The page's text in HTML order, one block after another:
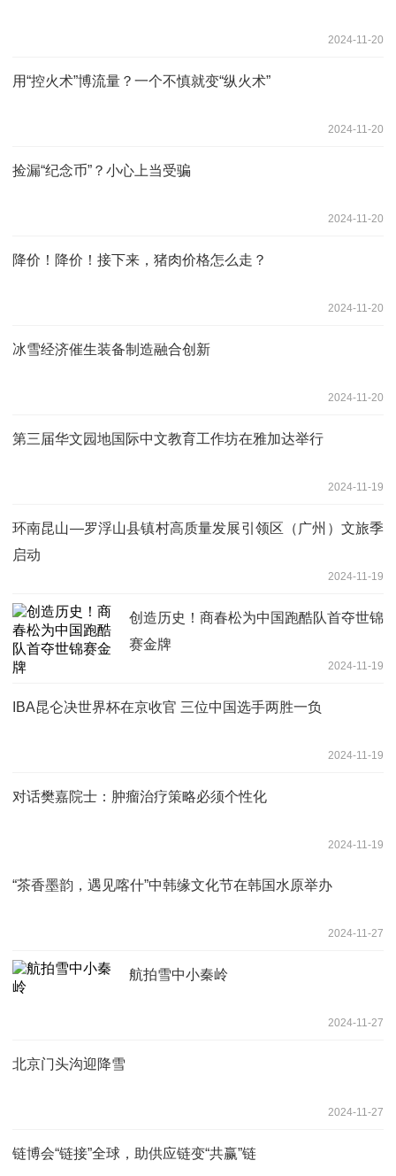
2024-11-20
用“控火术”博流量？一个不慎就变“纵火术”
2024-11-20
捡漏“纪念币”？小心上当受骗
2024-11-20
降价！降价！接下来，猪肉价格怎么走？
2024-11-20
冰雪经济催生装备制造融合创新
2024-11-20
第三届华文园地国际中文教育工作坊在雅加达举行
2024-11-19
环南昆山—罗浮山县镇村高质量发展引领区（广州）文旅季
启动
2024-11-19
创造历史！商春松为中国跑酷队首夺世锦
赛金牌
2024-11-19
IBA昆仑决世界杯在京收官 三位中国选手两胜一负
2024-11-19
对话樊嘉院士：肿瘤治疗策略必须个性化
2024-11-19
“茶香墨韵，遇见喀什”中韩缘文化节在韩国水原举办
2024-11-27
航拍雪中小秦岭
2024-11-27
北京门头沟迎降雪
2024-11-27
链博会“链接”全球，助供应链变“共赢”链